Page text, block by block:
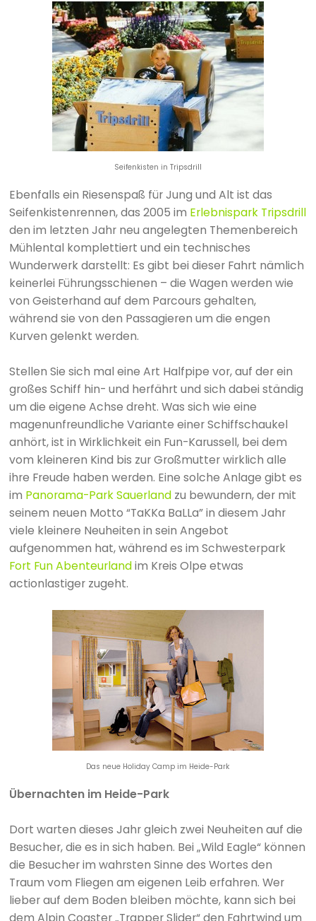
Seifenkisten in Tripsdrill
Ebenfalls ein Riesenspaß für Jung und Alt ist das
Seifenkistenrennen, das 2005 im Erlebnispark Tripsdrill
den im letzten Jahr neu angelegten Themenbereich
Mühlental komplettiert und ein technisches
Wunderwerk darstellt: Es gibt bei dieser Fahrt nämlich
keinerlei Führungsschienen – die Wagen werden wie
von Geisterhand auf dem Parcours gehalten,
während sie von den Passagieren um die engen
Kurven gelenkt werden.
Stellen Sie sich mal eine Art Halfpipe vor, auf der ein
großes Schiff hin- und herfährt und sich dabei ständig
um die eigene Achse dreht. Was sich wie eine
magenunfreundliche Variante einer Schiffschaukel
anhört, ist in Wirklichkeit ein Fun-Karussell, bei dem
vom kleineren Kind bis zur Großmutter wirklich alle
ihre Freude haben werden. Eine solche Anlage gibt es
im Panorama-Park Sauerlandzu bewundern, der mit
seinem neuen Motto “TaKKa BaLLa” in diesem Jahr
viele kleinere Neuheiten in sein Angebot
aufgenommen hat, während es im Schwesterpark
Fort Fun Abenteurlandim Kreis Olpe etwas
actionlastiger zugeht.
Das neue Holiday Camp im Heide-Park
Übernachten im Heide-Park
Dort warten dieses Jahr gleich zwei Neuheiten auf die
Besucher, die es in sich haben. Bei „Wild Eagle“ können
die Besucher im wahrsten Sinne des Wortes den
Traum vom Fliegen am eigenen Leib erfahren. Wer
lieber auf dem Boden bleiben möchte, kann sich bei
dem Alpin Coaster „Trapper Slider“ den Fahrtwind um